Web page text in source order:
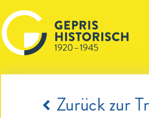
Zurück zur